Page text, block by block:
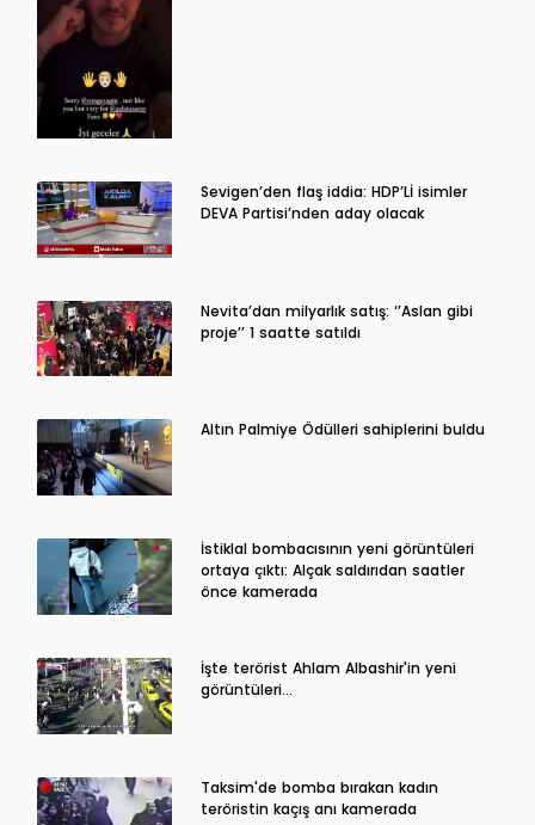
Sevigen’den flaş iddia: HDP’Lİ isimler
DEVA Partisi’nden aday olacak
Nevita’dan milyarlık satış: ‘’Aslan gibi
proje’’ 1 saatte satıldı
Altın Palmiye Ödülleri sahiplerini buldu
İstiklal bombacısının yeni görüntüleri
ortaya çıktı: Alçak saldırıdan saatler
önce kamerada
İşte terörist Ahlam Albashir'in yeni
görüntüleri…
Taksim'de bomba bırakan kadın
teröristin kaçış anı kamerada